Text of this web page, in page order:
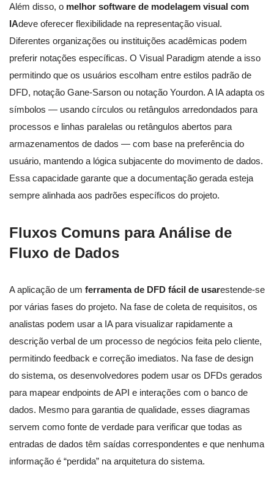
Além disso, o melhor software de modelagem visual com
IAdeve oferecer flexibilidade na representação visual.
Diferentes organizações ou instituições acadêmicas podem
preferir notações específicas. O Visual Paradigm atende a isso
permitindo que os usuários escolham entre estilos padrão de
DFD, notação Gane-Sarson ou notação Yourdon. A IA adapta os
símbolos — usando círculos ou retângulos arredondados para
processos e linhas paralelas ou retângulos abertos para
armazenamentos de dados — com base na preferência do
usuário, mantendo a lógica subjacente do movimento de dados.
Essa capacidade garante que a documentação gerada esteja
sempre alinhada aos padrões específicos do projeto.
Fluxos Comuns para Análise de
Fluxo de Dados
A aplicação de um ferramenta de DFD fácil de usarestende-se
por várias fases do projeto. Na fase de coleta de requisitos, os
analistas podem usar a IA para visualizar rapidamente a
descrição verbal de um processo de negócios feita pelo cliente,
permitindo feedback e correção imediatos. Na fase de design
do sistema, os desenvolvedores podem usar os DFDs gerados
para mapear endpoints de API e interações com o banco de
dados. Mesmo para garantia de qualidade, esses diagramas
servem como fonte de verdade para verificar que todas as
entradas de dados têm saídas correspondentes e que nenhuma
informação é “perdida” na arquitetura do sistema.